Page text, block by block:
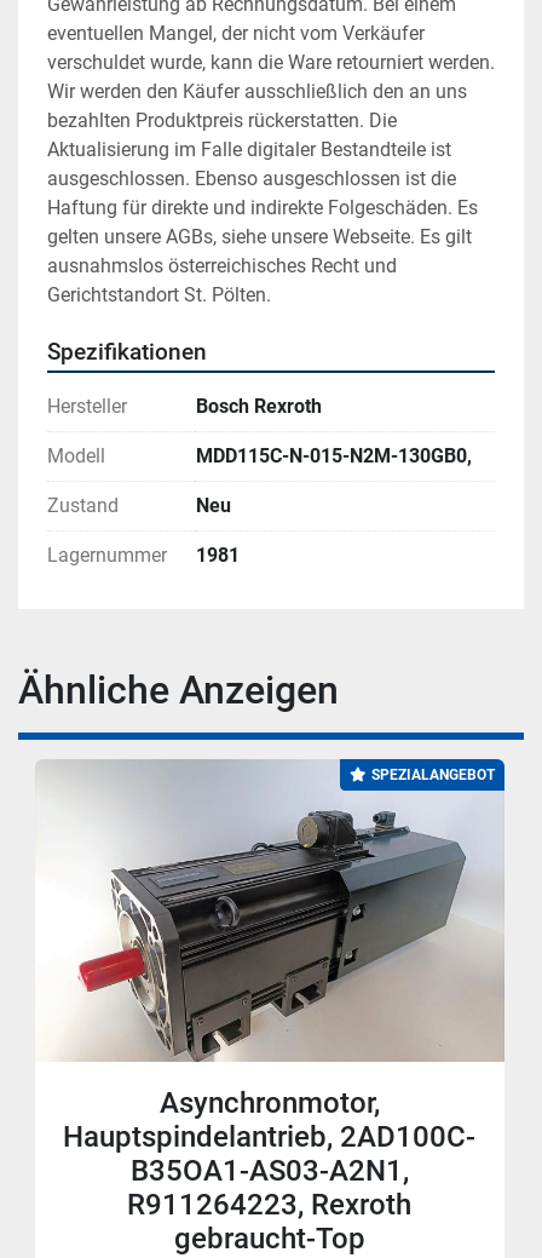
eventuellen Mangel, der nicht vom Verkäufer
verschuldet wurde, kann die Ware retourniert werden.
Wir werden den Käufer ausschließlich den an uns
bezahlten Produktpreis rückerstatten. Die
Aktualisierung im Falle digitaler Bestandteile ist
ausgeschlossen. Ebenso ausgeschlossen ist die
Haftung für direkte und indirekte Folgeschäden. Es
gelten unsere AGBs, siehe unsere Webseite. Es gilt
ausnahmslos österreichisches Recht und
Gerichtstandort St. Pölten.
Spezifikationen
Hersteller Bosch Rexroth
Modell MDD115C-N-015-N2M-130GB0,
Zustand Neu
Lagernummer 1981
Ähnliche Anzeigen
SPEZIALANGEBOT
Asynchronmotor,
Hauptspindelantrieb, 2AD100C-
B35OA1-AS03-A2N1,
R911264223, Rexroth
gebraucht-Top